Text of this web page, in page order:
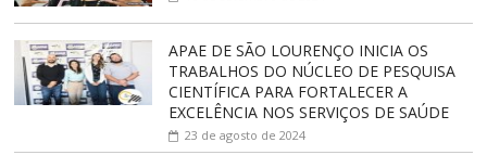
APAE DE SÃO LOURENÇO INICIA OS
TRABALHOS DO NÚCLEO DE PESQUISA
CIENTÍFICA PARA FORTALECER A
EXCELÊNCIA NOS SERVIÇOS DE SAÚDE
23 de agosto de 2024